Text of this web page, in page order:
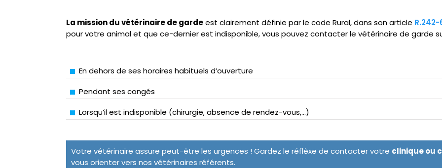
La mission du vétérinaire de gardeest clairement définie par le code Rural, dans son article R.242-
pour votre animal et que ce-dernier est indisponible, vous pouvez contacter le vétérinaire de garde sur
En dehors de ses horaires habituels d’ouverture
Pendant ses congés
Lorsqu’il est indisponible (chirurgie, absence de rendez-vous,...)
Votre vétérinaire assure peut-être les urgences ! Gardez le réflèxe de contacter votre clinique ou
vous orienter vers nos vétérinaires référents.